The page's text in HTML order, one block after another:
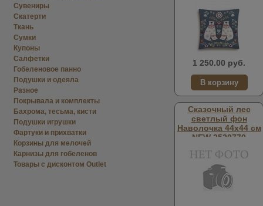
Сувениры
Скатерти
Ткань
Сумки
Купоны
Салфетки
Гобеленовое панно
Подушки и одеяла
Разное
Покрывала и комплекты
Бахрома, тесьма, кисти
Подушки игрушки
Фартуки и прихватки
Корзины для мелочей
Карнизы для гобеленов
Товары с дисконтом Outlet
1 250.00 руб.
Сказочный лес
светлый фон
Наволочка 44х44 см
NEW 2520770